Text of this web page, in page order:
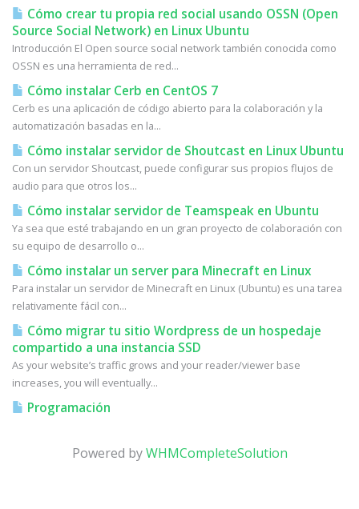
Cómo crear tu propia red social usando OSSN (Open
Source Social Network) en Linux Ubuntu
Introducción El Open source social network también conocida como
OSSN es una herramienta de red...
Cómo instalar Cerb en CentOS 7
Cerb es una aplicación de código abierto para la colaboración y la
automatización basadas en la...
Cómo instalar servidor de Shoutcast en Linux Ubuntu
Con un servidor Shoutcast, puede configurar sus propios flujos de
audio para que otros los...
Cómo instalar servidor de Teamspeak en Ubuntu
Ya sea que esté trabajando en un gran proyecto de colaboración con
su equipo de desarrollo o...
Cómo instalar un server para Minecraft en Linux
Para instalar un servidor de Minecraft en Linux (Ubuntu) es una tarea
relativamente fácil con...
Cómo migrar tu sitio Wordpress de un hospedaje
compartido a una instancia SSD
As your website’s traffic grows and your reader/viewer base
increases, you will eventually...
Programación
Powered byWHMCompleteSolution